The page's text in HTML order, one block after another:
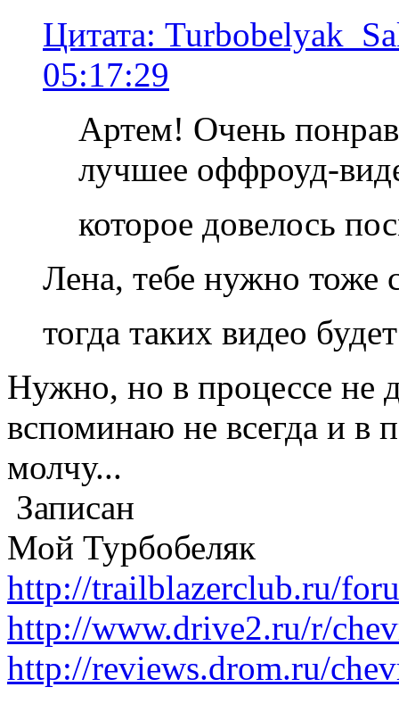
Цитата:
05:17:29
Артем! Очень
лучшее оффроуд-
которое довелось
Лена, тебе нужно тоже
тогда таких видео
Нужно, но в процессе не
вспоминаю не всегда и в
молчу...
Записан
Мой Турбобеляк
http://trailblazerclub.ru/
http://www.drive2.ru/r/
http://reviews.drom.ru/